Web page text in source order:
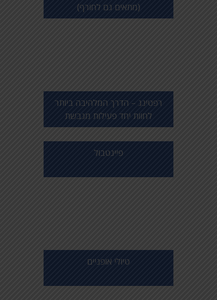
(מתאים גם לחורף)
רפטינג – הדרך המלהיבה ביותר
לחוות יחד פעילות מגבשת
פיינטבול
טיולי אופניים